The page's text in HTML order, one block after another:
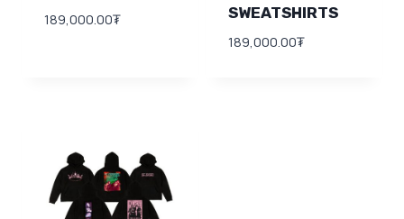
189,000.00₮
SWEATSHIRTS
189,000.00₮